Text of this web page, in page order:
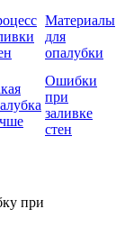
Материалы
для
опалубки
Ошибки
при
заливке
стен
при